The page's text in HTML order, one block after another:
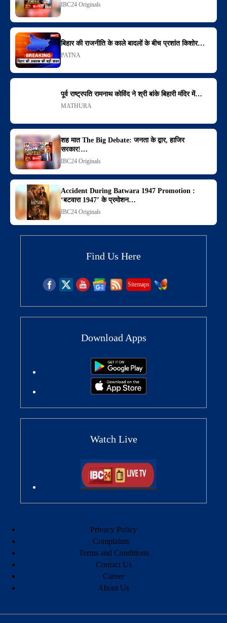
IBC24 Originals
बिहार की राजनीति के काले बादलों के बीच प्रशांत किशोर…
PATNA
पूर्व राष्ट्रपति रामनाथ कोविंद ने श्री बांके बिहारी मंदिर में…
MATHURA
शह मात The Big Debate: जनता के द्वार, हाजिर
सरकार!…
IBC24 Originals
Accident During Batwara 1947 Promotion :
‘बटवारा 1947’ के प्रमोशन…
IBC24 Originals
Find Us Here
Sitemaps
Download Apps
Watch Live
Privacy Policy
Complaints
Terms and Conditions
Contact Us
Career
About Us